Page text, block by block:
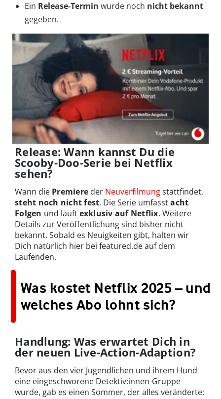
Ein Release-Termin wurde noch nicht bekannt
gegeben.
Release: Wann kannst Du die
Scooby-Doo-Serie bei Netflix
sehen?
Wann die Premiere der Neuverfilmungstattfindet,
steht noch nicht fest. Die Serie umfasstacht
Folgen und läuftexklusiv auf Netflix. Weitere
Details zur Veröffentlichung sind bisher nicht
bekannt. Sobald es Neuigkeiten gibt, halten wir
Dich natürlich hier bei featured.de auf dem
Laufenden.
Was kostet Netflix 2025 – und
welches Abo lohnt sich?
Handlung: Was erwartet Dich in
der neuen Live-Action-Adaption?
Bevor aus den vier Jugendlichen und ihrem Hund
eine eingeschworene Detektiv:innen-Gruppe
wurde, gab es einen Sommer, der alles veränderte: